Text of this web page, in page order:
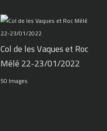
Col de les Vaques et Roc
Mélé 22-23/01/2022
50 Images